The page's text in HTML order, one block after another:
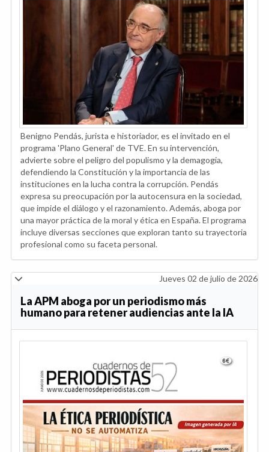
Benigno Pendás, jurista e historiador, es el invitado en el
programa 'Plano General' de TVE. En su intervención,
advierte sobre el peligro del populismo y la demagogia,
defendiendo la Constitución y la importancia de las
instituciones en la lucha contra la corrupción. Pendás
expresa su preocupación por la autocensura en la sociedad,
que impide el diálogo y el razonamiento. Además, aboga por
una mayor práctica de la moral y ética en España. El programa
incluye diversas secciones que exploran tanto su trayectoria
profesional como su faceta personal.
Jueves 02 de julio de 2026
La APM aboga por un periodismo más
humano para retener audiencias ante la IA